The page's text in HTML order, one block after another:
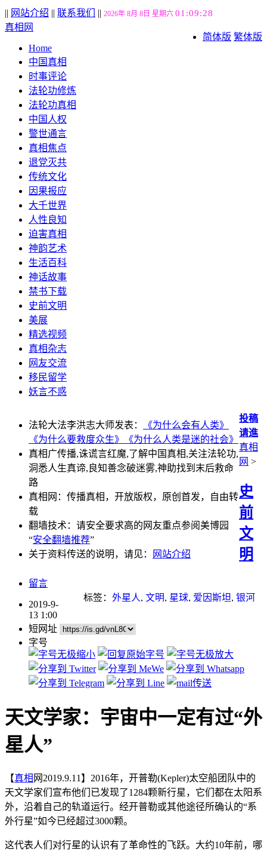
|| 网站介绍 || 联系我们 || 2026年 8月 8日 星期六 01:09:29
简体版 繁体版
真相网
Home
中国真相
时事评论
法轮功修炼
法轮功真相
中国人权
警世通言
真相焦点
退党灭共
传统文化
因果报应
大千世界
人性良知
迫害真相
神韵艺术
生活百科
神话故事
禁书下载
史前文明
美展
精选视频
真相杂志
网友交流
移民留学
妖言不惑
法轮大法李洪志大师发表：
《为什么会有人类》
《为什么要救度众生》
《为什么人类是迷的社会》
真相广传播,诛谎言红魔,了解中国真相,关注法轮功,
洞悉人生真谛,良知善念破迷雾,神助找到末后救命
路
真相网：传播真相，开放版权，原创首发，自由转
载
翻墙技术：请安全要求高的网友重点参阅美博园
“安全翻墙推荐”
关于资料传送的说明，请见：
网站介绍
投稿
请進
真相
网 >
史
前
文
明
留言
标签： 外星人, 文明, 星球, 爱因斯坦, 银河
2019-9-
13 1:00
短网址
字号
天文学家：宇宙中一定有过“外
星人”
【真相 网2019.9.11】2016年，开普勒(Kepler)太空船团队中的
天文学家们宣布他们已发现了1284颗新行星，它们都在太阳系
外，沿着自己的轨道运行。经开普勒或其他途径所确认的“系
外行星”如今已经超过3000颗。
这代表人们对行星的认识有了革命性的飞跃。大约10年前，哪